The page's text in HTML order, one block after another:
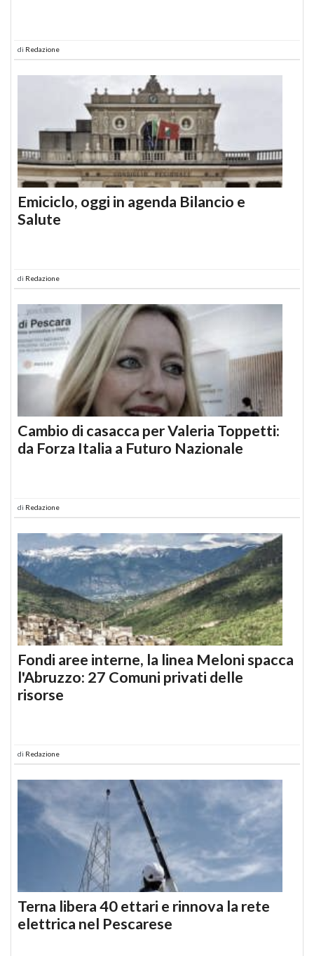
di Redazione
Emiciclo, oggi in agenda Bilancio e
Salute
di Redazione
Cambio di casacca per Valeria Toppetti:
da Forza Italia a Futuro Nazionale
di Redazione
Fondi aree interne, la linea Meloni spacca
l'Abruzzo: 27 Comuni privati delle
risorse
di Redazione
Terna libera 40 ettari e rinnova la rete
elettrica nel Pescarese